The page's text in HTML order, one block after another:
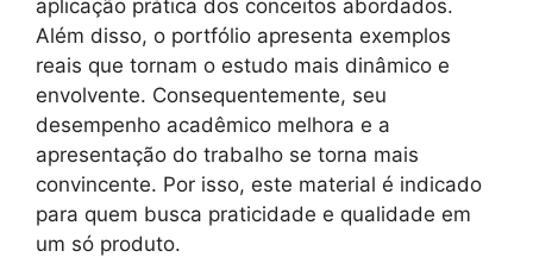
aplicação prática dos conceitos abordados.
Além disso, o portfólio apresenta exemplos
reais que tornam o estudo mais dinâmico e
envolvente. Consequentemente, seu
desempenho acadêmico melhora e a
apresentação do trabalho se torna mais
convincente. Por isso, este material é indicado
para quem busca praticidade e qualidade em
um só produto.